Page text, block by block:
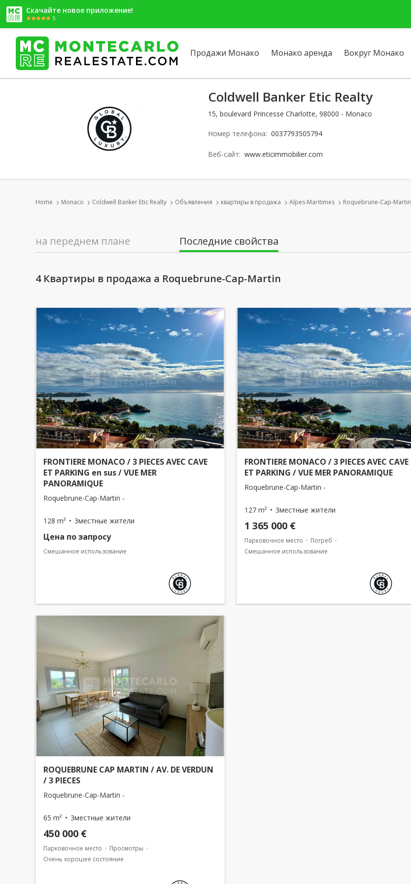
Скачайте новое приложение!
5
Продажи Монако Монако аренда Вокруг Монако
Coldwell Banker Etic Realty
15, boulevard Princesse Charlotte, 98000 - Monaco
Номер телефона: 0037793505794
Веб-сайт: www.eticimmobilier.com
Home Monaco Coldwell Banker Etic Realty Объявления квартиры в продажа Alpes-Maritimes Roquebrune-Cap-Martin
на переднем плане Последние свойства
4 Квартиры в продажа a Roquebrune-Cap-Martin
FRONTIERE MONACO / 3 PIECES AVEC CAVE
ET PARKING en sus / VUE MER
PANORAMIQUE
Roquebrune-Cap-Martin -
128 m² 3местные жители
Цена по запросу
Смешанное использование
FRONTIERE MONACO / 3 PIECES AVEC CAVE
ET PARKING / VUE MER PANORAMIQUE
Roquebrune-Cap-Martin -
127 m² 3местные жители
1 365 000 €
Парковочное место
Погреб
Смешанное использование
ROQUEBRUNE CAP MARTIN / AV. DE VERDUN
/ 3 PIECES
Roquebrune-Cap-Martin -
65 m² 3местные жители
450 000 €
Парковочное место
Просмотры
Очень хорошее состояние